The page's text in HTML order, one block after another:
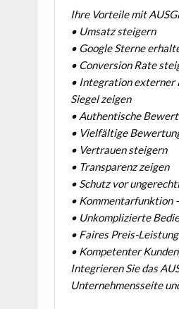
Ihre Vorteile mit
• Umsatz steigern
• Google Sterne
• Conversion Rate
• Integration externer
Siegel zeigen
• Authentische
• Vielfältige
• Vertrauen steigern
• Transparenz zeigen
• Schutz vor
• Kommentarfunktion
• Unkomplizierte
• Faires Preis-
• Kompetenter
Integrieren Sie das
Unternehmensseite